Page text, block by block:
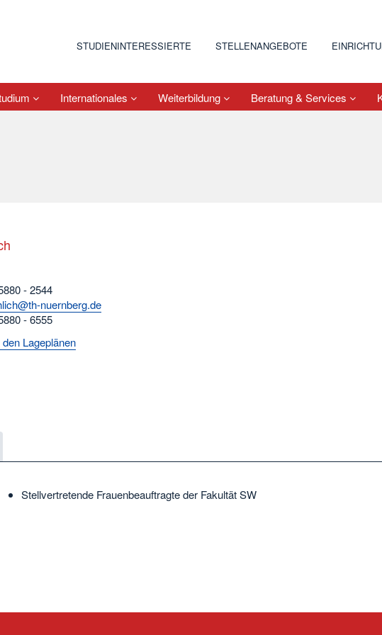
STUDIENINTERESSIERTE STELLENANGEBOTE
Internationales Weiterbildung Beratung & Services
- 2544
nuernberg.de
- 6555
Lageplänen
Stellvertretende Frauenbeauftragte der Fakultät SW